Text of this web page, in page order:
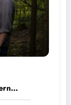
Kohlenstoffsenken